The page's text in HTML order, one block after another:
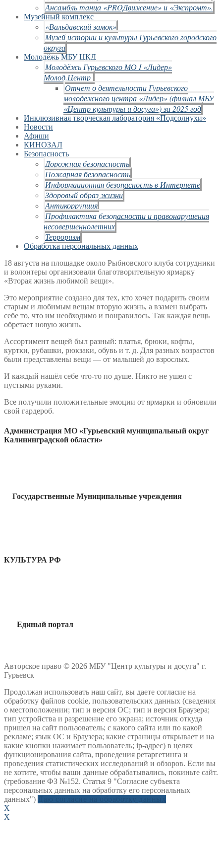
Ансамбль танца «PROДвижение» и «Экспромт».
Музейный комплекс
«Вальдавский замок»
Музей истории и культуры Гурьевского городского
округа
Молодёжь МБУ ЦКД
Молодёжь Гурьевского МО I «Лидер»
Молод.Центр
Отчет о деятельности Гурьевского
молодежного центра «Лидер» (филиал МБУ
«Центр культуры и досуга») за 2025 год
Инклюзивная творческая лаборатория «Подсолнухи»
Новости
Афиши
КИНОЗАЛ
Безопасность
Дорожная безопасность
Пожарная безопасность
Информационная безопасность в Интернете
Здоровый образ жизни
Антикоррупция
Профилактика безопасности и правонарушения
несовершеннолетних
Терроризм
Обработка персональных данных
18 августа на площадке около Рыбновского клуба сотрудники
и волонтеры организовали благотворительную ярмарку
«Вторая жизнь любимой вещи».
Это мероприятие создано для тех, кто хочет подарить своим
старым и любимым вещам вторую жизнь, а взамен выбрать
себе то, что им необходимо и понравилось. Так каждая вещь
обретает новую жизнь.
Ассортимент вещей был разный: платья, брюки, кофты,
куртки, рубашки, рюкзаки, обувь и т. д. Для разных возрастов
были представлены вещи — от малышей до взрослых.
И каждый нашёл себе что-то по душе. Никто не ушел с
пустыми руками.
Все получили положительные эмоции от ярмарки и обновили
свой гардероб.
Администрация МО «Гурьевский муниципальный округ
Калининградской области»
Государственные Муниципальные учреждения
КУЛЬТУРА РФ
Единый портал
Авторское право © 2026 МБУ "Центр культуры и досуга" г.
Гурьевск
Продолжая использовать наш сайт, вы даете согласие на
обработку файлов cookie, пользовательских данных (сведения
о местоположении; тип и версия ОС; тип и версия Браузера;
тип устройства и разрешение его экрана; источник откуда
пришел на сайт пользователь; с какого сайта или по какой
рекламе; язык ОС и Браузера; какие страницы открывает и на
какие кнопки нажимает пользователь; ip-адрес) в целях
функционирования сайта, проведения ретаргетинга и
проведения статистических исследований и обзоров. Если вы
не хотите, чтобы ваши данные обрабатывались, покиньте сайт.
(требование ФЗ №152. Статья 9 "Согласие субъекта
персональных данных на обработку его персональных
данных")
X
X